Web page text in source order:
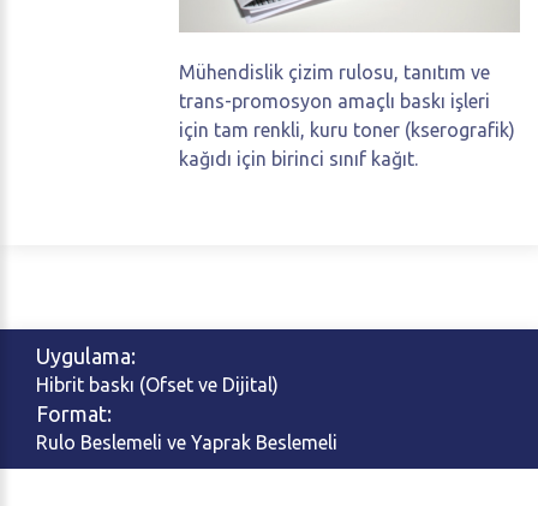
Mühendislik çizim rulosu, tanıtım ve
trans-promosyon amaçlı baskı işleri
için tam renkli, kuru toner (kserografik)
kağıdı için birinci sınıf kağıt.
Uygulama:
Hibrit baskı (Ofset ve Dijital)
Format:
Rulo Beslemeli ve Yaprak Beslemeli